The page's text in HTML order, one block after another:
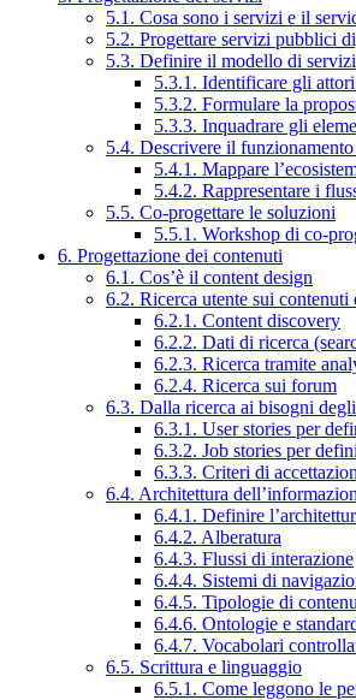
5.1. Cosa sono i servizi e il
5.2. Progettare servizi pubblici
5.3. Definire il modello di
5.3.1. Identificare gli
5.3.2. Formulare la
5.3.3. Inquadrare gli
5.4. Descrivere il
5.4.1. Mappare
5.4.2. Rappresentare i
5.5. Co-progettare le soluzioni
5.5.1. Workshop di co-
6. Progettazione dei contenuti
6.1. Cos’è il content design
6.2. Ricerca utente sui
6.2.1. Content discovery
6.2.2. Dati di ricerca
6.2.3. Ricerca tramite
6.2.4. Ricerca sui forum
6.3. Dalla ricerca ai bisogni
6.3.1. User stories per
6.3.2. Job stories per
6.3.3. Criteri di
6.4. Architettura
6.4.1. Definire
6.4.2. Alberatura
6.4.3. Flussi di interazione
6.4.4. Sistemi di
6.4.5. Tipologie di
6.4.6. Ontologie e
6.4.7. Vocabolari
6.5. Scrittura e linguaggio
6.5.1. Come leggono le